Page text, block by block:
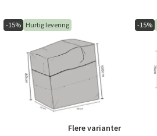
-15% Hurtig levering
Flere varianter
-15%